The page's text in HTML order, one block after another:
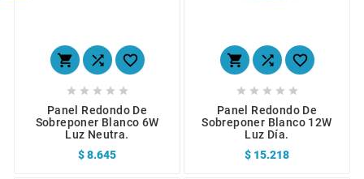
  
    
Panel Redondo De
Sobreponer Blanco 6W
Luz Neutra.
$ 8.645
  
    
Panel Redondo De
Sobreponer Blanco 12W
Luz Día.
$ 15.218